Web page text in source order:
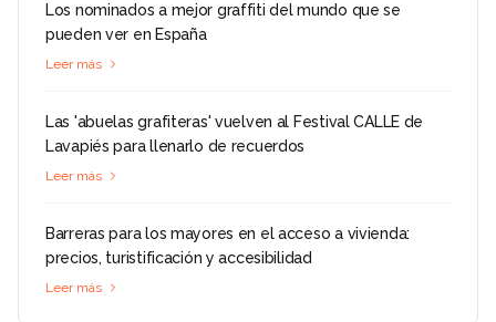
Los nominados a mejor graffiti del mundo que se
pueden ver en España
Leer más
Las 'abuelas grafiteras' vuelven al Festival CALLE de
Lavapiés para llenarlo de recuerdos
Leer más
Barreras para los mayores en el acceso a vivienda:
precios, turistificación y accesibilidad
Leer más